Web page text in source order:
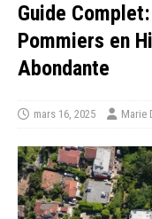
Guide
Pommiers en
Abondante
mars 16, 2025 Marie